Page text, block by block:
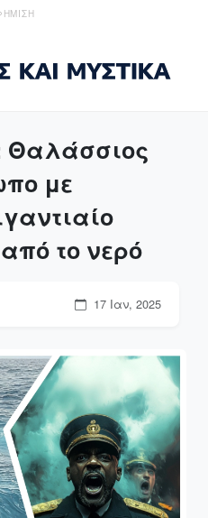
Θαλάσσιος
με
το νερό
17 Ιαν, 2025